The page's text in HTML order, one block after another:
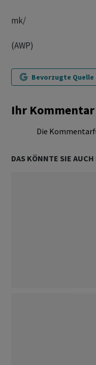
mk/
(AWP)
Bevorzugte Quelle
Ihr Kommentar
Die
DAS KÖNNTE SIE